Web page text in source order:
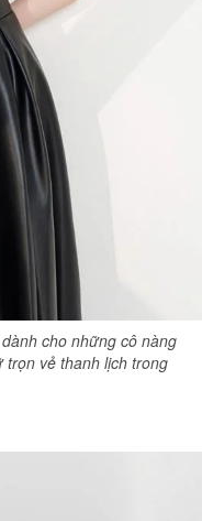
quảng cáo
404
soạn Chính sách bảo
Trần Việt Hưng
ngày 24.3.2020
Niên. Cấm sao chép
thuận bằng văn bản.
cho những cô nàng
vẻ thanh lịch trong